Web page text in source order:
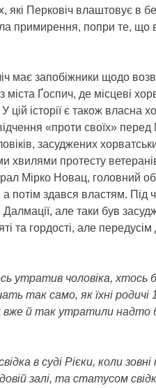
які Перковіч влаштовує в
примирення, попри те, що
має запобіжники щодо
Ґоспич, де місцеві
цій історії є також
«проти своїх»
засуджених
хвилями протесту
Мірко Новац, головний
потім здався властям. Під
але таки був
та гордості, але
утратив чоловіка,
так само, як їхні
вже й так утратили надто
в суді Рієки, коли
залі, та статусом